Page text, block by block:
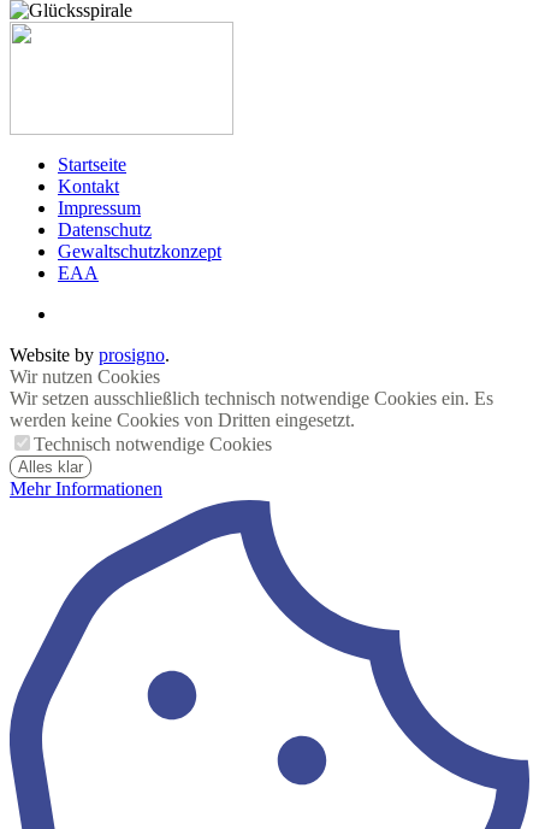
Startseite
Kontakt
Impressum
Datenschutz
Gewaltschutzkonzept
EAA
Website by prosigno.
Wir nutzen Cookies
Wir setzen ausschließlich technisch notwendige Cookies ein. Es
werden keine Cookies von Dritten eingesetzt.
Technisch notwendige Cookies
Alles klar
Mehr Informationen